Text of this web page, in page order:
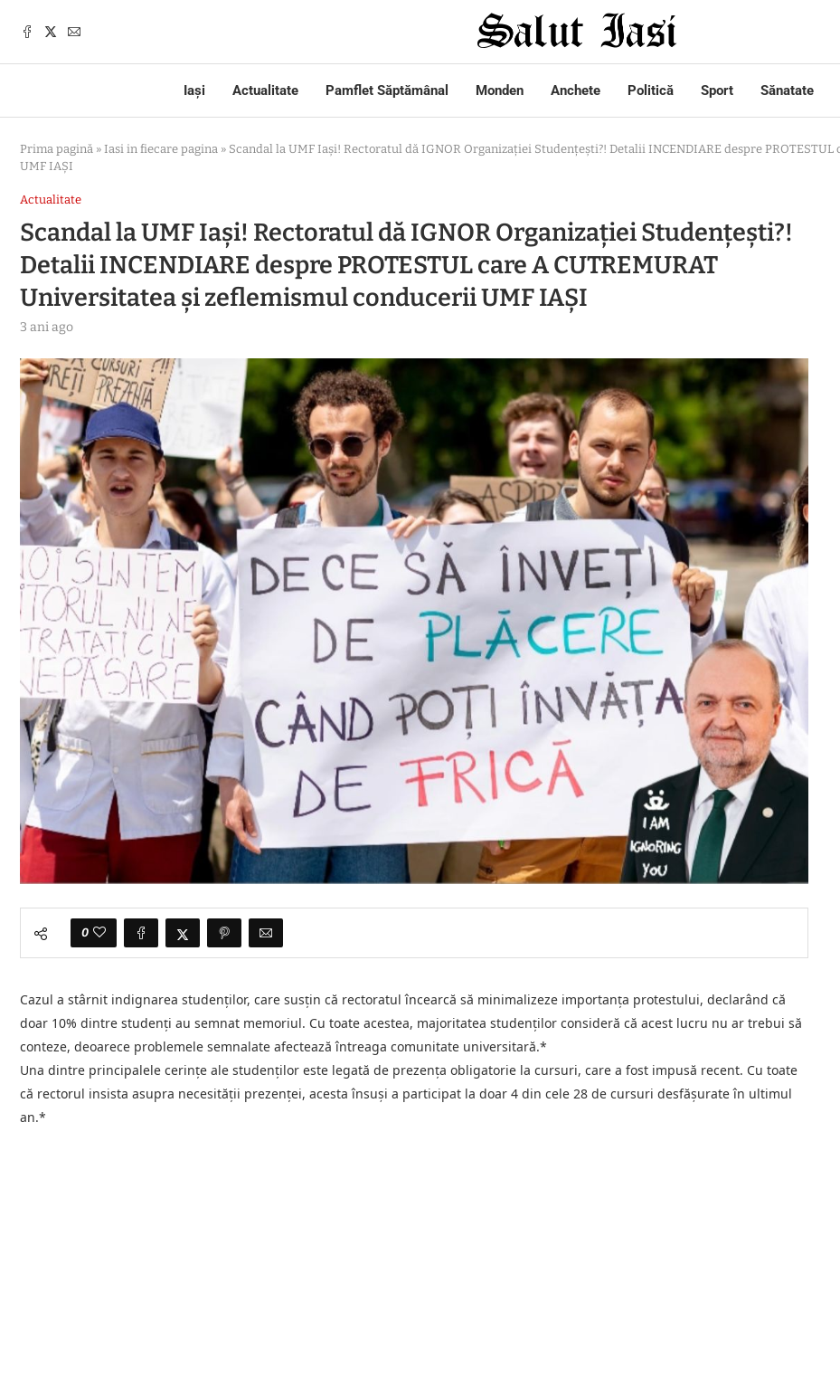
Iași Actualitate Pamflet Săptămânal Monden Anchete Politică Sport Sănatate
Prima pagină » Iasi in fiecare pagina » Scandal la UMF Iași! Rectoratul dă IGNOR Organizației Studențești?! Detalii INCENDIARE despre
UMF IAȘI
Actualitate
Scandal la UMF Iași! Rectoratul dă IGNOR Organizației Studențești?!
Detalii INCENDIARE despre PROTESTUL care A CUTREMURAT
Universitatea și zeflemismul conducerii UMF IAȘI
3 ani ago
0
Cazul a stârnit indignarea studenților, care susțin că rectoratul încearcă să minimalizeze importanța protestului, declarând că
doar 10% dintre studenți au semnat memoriul. Cu toate acestea, majoritatea studenților consideră că acest lucru nu ar trebui să
conteze, deoarece problemele semnalate afectează întreaga comunitate universitară.*
Una dintre principalele cerințe ale studenților este legată de prezența obligatorie la cursuri, care a fost impusă recent. Cu toate
că rectorul insista asupra necesității prezenței, acesta însuși a participat la doar 4 din cele 28 de cursuri desfășurate în ultimul
an.*